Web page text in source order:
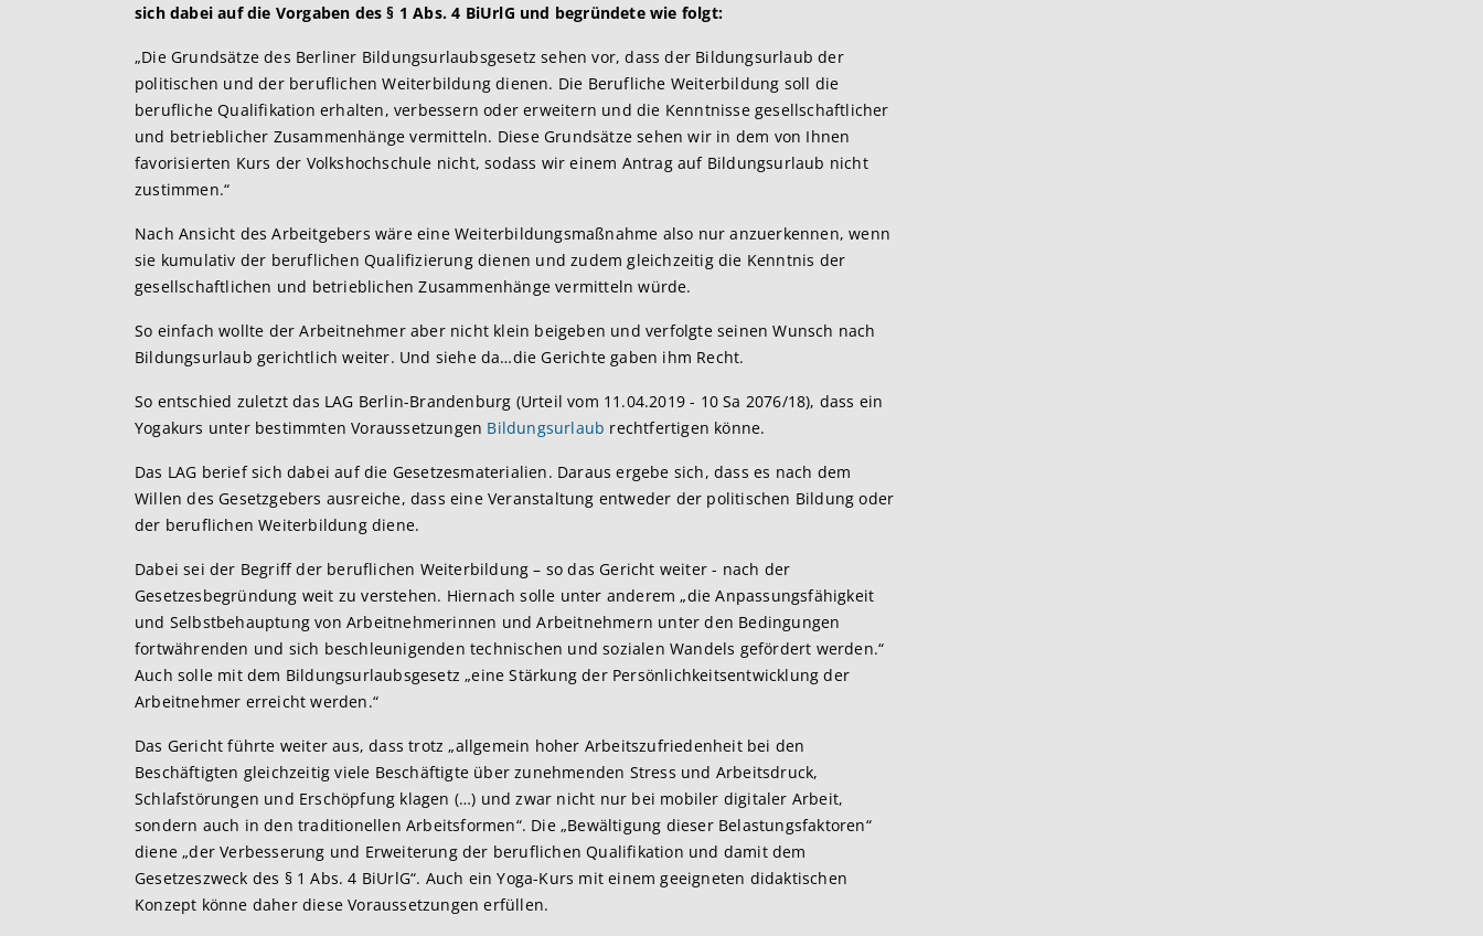
sich dabei auf die Vorgaben des § 1 Abs. 4 BiUrlG und begründete wie folgt:
„Die Grundsätze des Berliner Bildungsurlaubsgesetz sehen vor, dass der Bildungsurlaub der
politischen und der beruflichen Weiterbildung dienen. Die Berufliche Weiterbildung soll die
berufliche Qualifikation erhalten, verbessern oder erweitern und die Kenntnisse gesellschaftlicher
und betrieblicher Zusammenhänge vermitteln. Diese Grundsätze sehen wir in dem von Ihnen
favorisierten Kurs der Volkshochschule nicht, sodass wir einem Antrag auf Bildungsurlaub nicht
zustimmen.“
Nach Ansicht des Arbeitgebers wäre eine Weiterbildungsmaßnahme also nur anzuerkennen, wenn
sie kumulativ der beruflichen Qualifizierung dienen und zudem gleichzeitig die Kenntnis der
gesellschaftlichen und betrieblichen Zusammenhänge vermitteln würde.
So einfach wollte der Arbeitnehmer aber nicht klein beigeben und verfolgte seinen Wunsch nach
Bildungsurlaub gerichtlich weiter. Und siehe da…die Gerichte gaben ihm Recht.
So entschied zuletzt das LAG Berlin-Brandenburg (Urteil vom 11.04.2019 - 10 Sa 2076/18), dass ein
Yogakurs unter bestimmten Voraussetzungen Bildungsurlaub rechtfertigen könne.
Das LAG berief sich dabei auf die Gesetzesmaterialien. Daraus ergebe sich, dass es nach dem
Willen des Gesetzgebers ausreiche, dass eine Veranstaltung entweder der politischen Bildung oder
der beruflichen Weiterbildung diene.
Dabei sei der Begriff der beruflichen Weiterbildung – so das Gericht weiter - nach der
Gesetzesbegründung weit zu verstehen. Hiernach solle unter anderem „die Anpassungsfähigkeit
und Selbstbehauptung von Arbeitnehmerinnen und Arbeitnehmern unter den Bedingungen
fortwährenden und sich beschleunigenden technischen und sozialen Wandels gefördert werden.“
Auch solle mit dem Bildungsurlaubsgesetz „eine Stärkung der Persönlichkeitsentwicklung der
Arbeitnehmer erreicht werden.“
Das Gericht führte weiter aus, dass trotz „allgemein hoher Arbeitszufriedenheit bei den
Beschäftigten gleichzeitig viele Beschäftigte über zunehmenden Stress und Arbeitsdruck,
Schlafstörungen und Erschöpfung klagen (…) und zwar nicht nur bei mobiler digitaler Arbeit,
sondern auch in den traditionellen Arbeitsformen“. Die „Bewältigung dieser Belastungsfaktoren“
diene „der Verbesserung und Erweiterung der beruflichen Qualifikation und damit dem
Gesetzeszweck des § 1 Abs. 4 BiUrlG“. Auch ein Yoga-Kurs mit einem geeigneten didaktischen
Konzept könne daher diese Voraussetzungen erfüllen.